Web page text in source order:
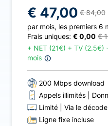
€ 47,00 € 84,00
par mois, les premiers 6
Frais uniques: € 0,00 €
+ NET (21€) + TV (2.5€)
mois
200 Mbps download
Appels illimités
Limité
Via le
Ligne fixe incluse